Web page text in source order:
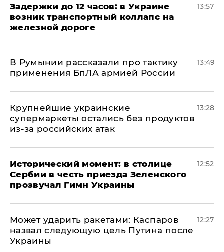
Задержки до 12 часов: в Украине
возник транспортный коллапс на
железной дороге
13:57
В Румынии рассказали про тактику
применения БпЛА армией России
13:49
Крупнейшие украинские
супермаркеты остались без продуктов
из-за российских атак
13:28
Исторический момент: в столице
Сербии в честь приезда Зеленского
прозвучал Гимн Украины
12:52
Может ударить ракетами: Каспаров
назвал следующую цель Путина после
Украины
12:27